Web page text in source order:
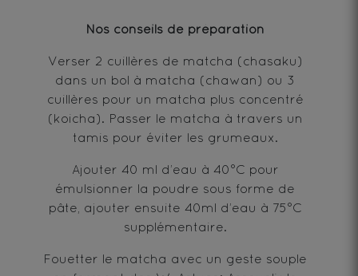
Nos conseils de préparation
Verser 2 cuillères de matcha (chasaku)
dans un bol à matcha (chawan) ou 3
cuillères pour un matcha plus concentré
(koicha). Passer le matcha à travers un
tamis pour éviter les grumeaux.
Ajouter 40 ml d’eau à 40°C pour
émulsionner la poudre sous forme de
pâte, ajouter ensuite 40ml d’eau à 75°C
supplémentaire.
Fouetter le matcha avec un geste souple